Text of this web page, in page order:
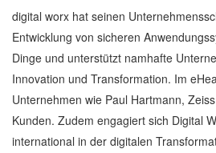
digital worx hat seinen
Entwicklung von sicheren
Dinge und unterstützt namhafte
Innovation und Transformation. Im
Unternehmen wie Paul Hartmann,
Kunden. Zudem engagiert sich Digital
international in der digitalen